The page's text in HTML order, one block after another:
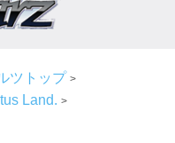
ツトップ
Land.